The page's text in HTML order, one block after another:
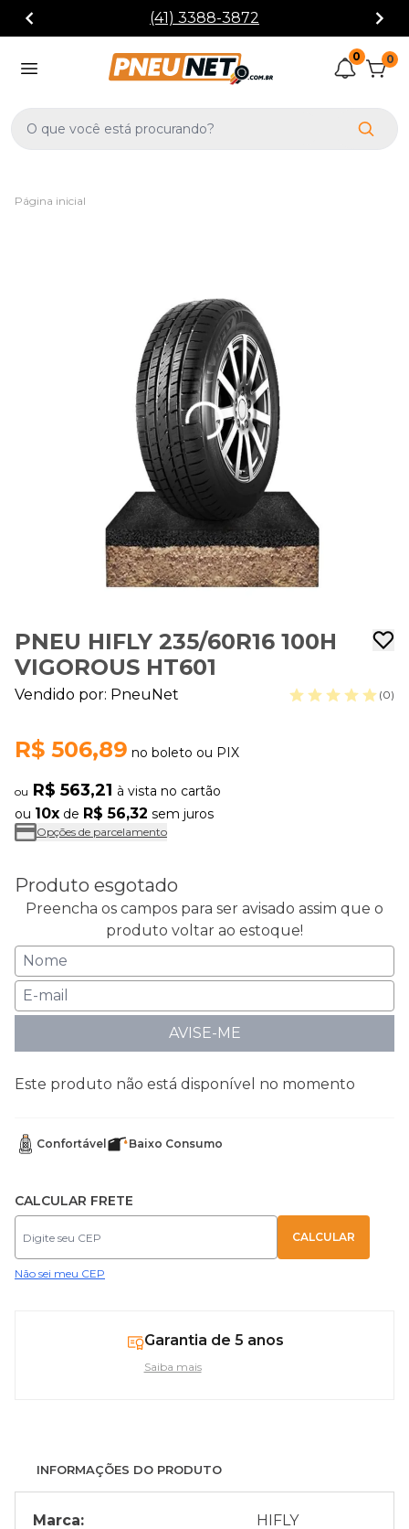
(41) 3388-3872
0 0
Página inicial
PNEU HIFLY 235/60R16 100H
VIGOROUS HT601
Vendido por: PneuNet (0)
R$ 506,89 no boleto ou PIX
ou R$ 563,21 à vista no cartão
ou 10x de R$ 56,32 sem juros
Opções de parcelamento
Produto esgotado
Preencha os campos para ser avisado assim que o
produto voltar ao estoque!
AVISE-ME
Este produto não está disponível no momento
Confortável Baixo Consumo
CALCULAR FRETE
Não sei meu CEP
Garantia de 5 anos
Saiba mais
INFORMAÇÕES DO PRODUTO
Marca: HIFLY